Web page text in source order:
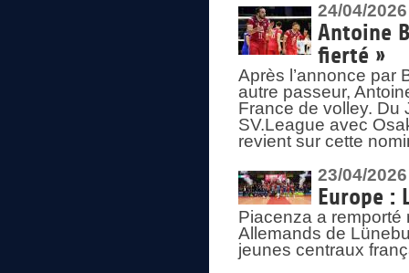
24/04/2026
Antoine
fierté »
Après l’annonce par
autre passeur,
France de volley. Du
SV.League avec
revient sur cette
23/04/2026
Europe :
Piacenza a remporté
Allemands de
jeunes centraux